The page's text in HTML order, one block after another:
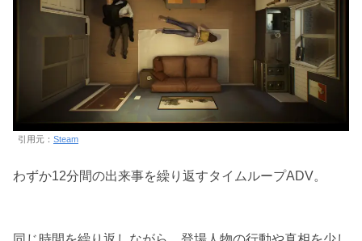
引用元： Steam
わずか12分間の出来事を繰り返すタイムループADV。